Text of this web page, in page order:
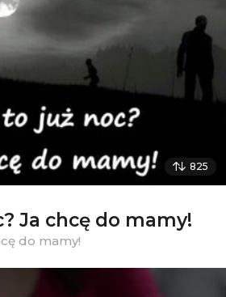
825
Ja chcę do mamy!
do mamy!